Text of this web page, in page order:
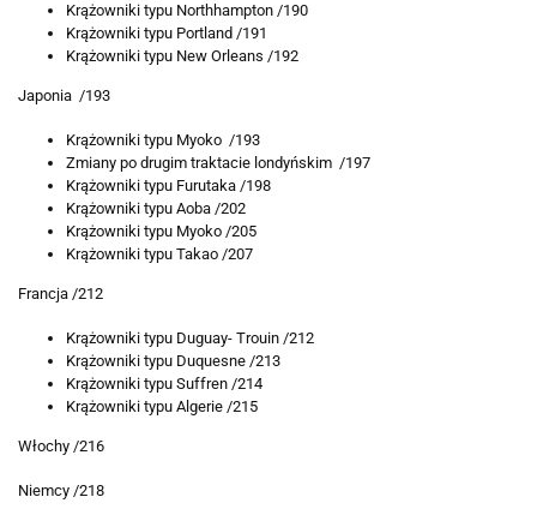
Krążowniki typu Northhampton /190
Krążowniki typu Portland /191
Krążowniki typu New Orleans /192
Japonia /193
Krążowniki typu Myoko /193
Zmiany po drugim traktacie londyńskim /197
Krążowniki typu Furutaka /198
Krążowniki typu Aoba /202
Krążowniki typu Myoko /205
Krążowniki typu Takao /207
Francja /212
Krążowniki typu Duguay- Trouin /212
Krążowniki typu Duquesne /213
Krążowniki typu Suffren /214
Krążowniki typu Algerie /215
Włochy /216
Niemcy /218